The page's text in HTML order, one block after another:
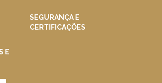
E
SEGURANÇA E
CERTIFICAÇÕES